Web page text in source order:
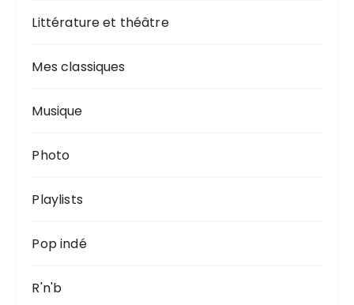
Littérature et théâtre
Mes classiques
Musique
Photo
Playlists
Pop indé
R'n'b